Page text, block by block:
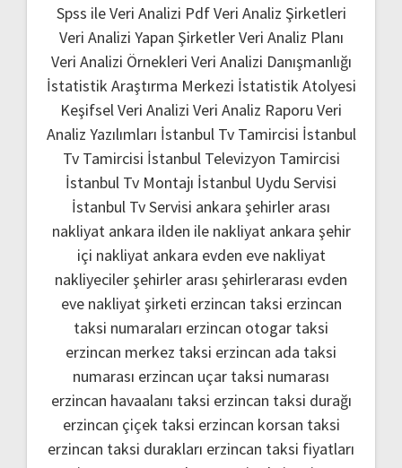
Spss ile Veri Analizi PdfVeri Analiz Şirketleri
Veri Analizi Yapan ŞirketlerVeri Analiz Planı
Veri Analizi Örnekleri Veri Analizi Danışmanlığı
İstatistik Araştırma Merkezi İstatistik Atolyesi
Keşifsel Veri Analizi Veri Analiz Raporu Veri
Analiz Yazılımları İstanbul Tv Tamircisi İstanbul
Tv Tamircisi İstanbul Televizyon Tamircisi
İstanbul Tv Montajı İstanbul Uydu Servisi
İstanbul Tv Servisi ankara şehirler arası
nakliyat ankara ilden ile nakliyat ankara şehir
içi nakliyat ankara evden eve nakliyat
nakliyeciler şehirler arası şehirlerarası evden
eve nakliyat şirketi erzincan taksi erzincan
taksi numaraları erzincan otogar taksi
erzincan merkez taksi erzincan ada taksi
numarası erzincan uçar taksi numarası
erzincan havaalanı taksi erzincan taksi durağı
erzincan çiçek taksi erzincan korsan taksi
erzincan taksi durakları erzincan taksi fiyatları